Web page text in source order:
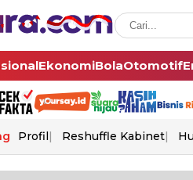
EkonomiBolaOtomotif
Profil Reshuffle Kabinet